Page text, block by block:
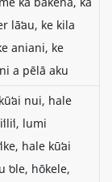
lāʻau, ke kila
aniani, ke
a pēlā aku
nui, hale
lumi
hale kūʻai
ʻole, hōkele,